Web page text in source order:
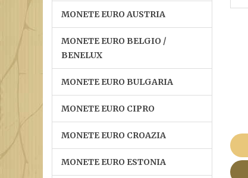
MONETE EURO AUSTRIA
MONETE EURO BELGIO /
BENELUX
MONETE EURO BULGARIA
MONETE EURO CIPRO
MONETE EURO CROAZIA
MONETE EURO ESTONIA